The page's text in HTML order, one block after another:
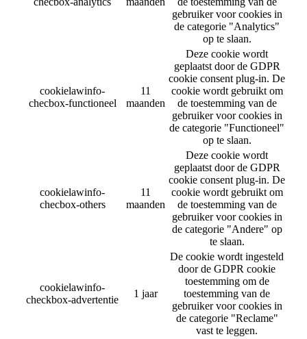
gebruiker voor cookies in
de categorie "Analytics"
op te slaan.
cookielawinfo-
checbox-functioneel
11
maanden
Deze cookie wordt
geplaatst door de GDPR
cookie consent plug-in. De
cookie wordt gebruikt om
de toestemming van de
gebruiker voor cookies in
de categorie "Functioneel"
op te slaan.
cookielawinfo-
checbox-others
11
maanden
Deze cookie wordt
geplaatst door de GDPR
cookie consent plug-in. De
cookie wordt gebruikt om
de toestemming van de
gebruiker voor cookies in
de categorie "Andere" op
te slaan.
cookielawinfo-
checkbox-advertentie
1 jaar
De cookie wordt ingesteld
door de GDPR cookie
toestemming om de
toestemming van de
gebruiker voor cookies in
de categorie "Reclame"
vast te leggen.